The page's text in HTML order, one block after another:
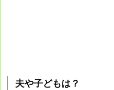
夫や子どもは？